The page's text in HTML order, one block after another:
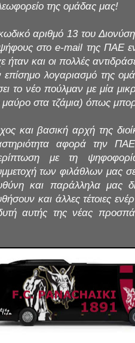
της ομάδας μας!
αριθμό 13 του
ψήφους στο e-mail της ΠΑΕ
ήταν και οι πολλές
λογαριασμό της
το νέο πούλμαν με μία
στα τζάμια) όπως
και βασική αρχή της
αφορά την
με τη
των φιλάθλων μας
και παράλληλα μας
και άλλες τέτοιες
αυτής της νέας